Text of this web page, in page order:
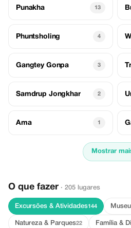
Punakha 13
Phuntsholing 4
Gangtey Gonpa 3
Samdrup Jongkhar 2
Ama 1
Mostrar
O que fazer · 205 lugares
Excursões & Atividades144
Natureza & Parques22 Família &